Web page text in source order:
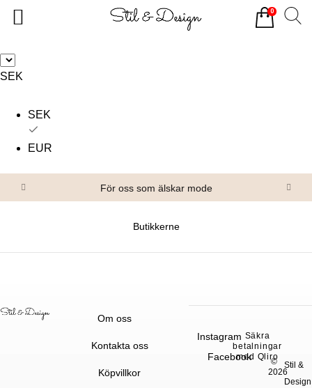
SEK
SEK
EUR
För oss som älskar mode
Butikkerne
Om oss
Kontakta oss
Köpvillkor
©
2026
Stil &
Design
Instagram
Facebook
Säkra
betalningar
med Qliro
0
Underdelar
Accessoarer
Kontakta oss